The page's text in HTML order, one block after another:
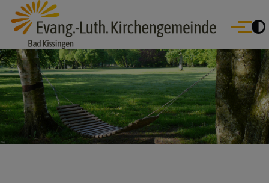
Direkt zum Inhalt
Evang.- Luth. Kirchengemeinde Bad Kissingen
Bad Bocklet | Bad Kissingen | Burkardroth | Euerdorf |
Oberthulba | Oerlenbach
Menü